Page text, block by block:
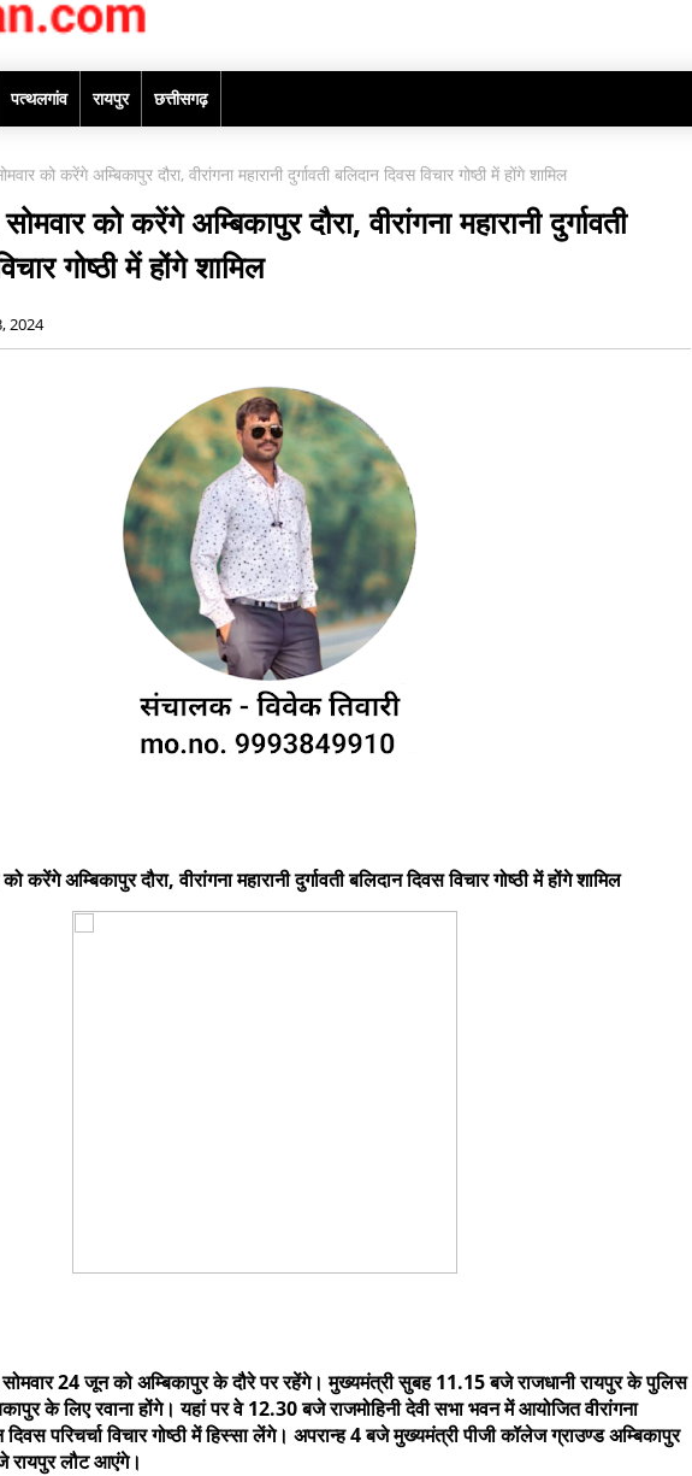
पत्थलगांव रायपुर छत्तीसगढ़
को करेंगे अम्बिकापुर दौरा, वीरांगना महारानी दुर्गावती बलिदान दिवस विचार गोष्ठी में होंगे शामिल
को करेंगे अम्बिकापुर दौरा, वीरांगना महारानी दुर्गावती
गोष्ठी में होंगे शामिल
2024
अम्बिकापुर दौरा, वीरांगना महारानी दुर्गावती बलिदान दिवस विचार गोष्ठी में होंगे शामिल
सोमवार 24 जून को अम्बिकापुर के दौरे पर रहेंगे। मुख्यमंत्री सुबह 11.15 बजे राजधानी रायपुर के पुलिस
के लिए रवाना होंगे। यहां पर वे 12.30 बजे राजमोहिनी देवी सभा भवन में आयोजित वीरांगना
दिवस परिचर्चा विचार गोष्ठी में हिस्सा लेंगे। अपरान्ह 4 बजे मुख्यमंत्री पीजी कॉलेज ग्राउण्ड अम्बिकापुर
रायपुर लौट आएंगे।